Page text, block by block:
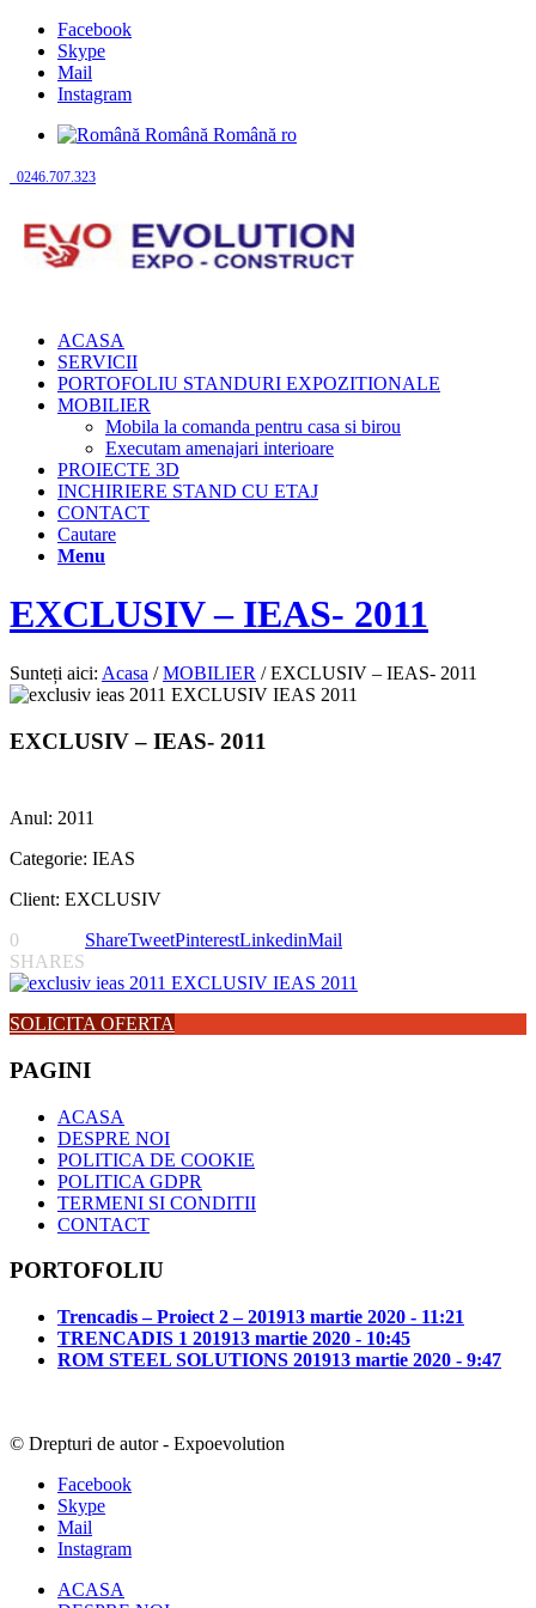
Facebook
Skype
Mail
Instagram
Română Română ro
0246.707.323
ACASA
SERVICII
PORTOFOLIU STANDURI EXPOZITIONALE
MOBILIER
Mobila la comanda pentru casa si birou
Executam amenajari interioare
PROIECTE 3D
INCHIRIERE STAND CU ETAJ
CONTACT
Cautare
Menu
EXCLUSIV – IEAS- 2011
Sunteți aici: Acasa / MOBILIER / EXCLUSIV – IEAS- 2011
EXCLUSIV – IEAS- 2011
Anul: 2011
Categorie: IEAS
Client: EXCLUSIV
0
SHARES
ShareTweetPinterestLinkedinMail
SOLICITA OFERTA
PAGINI
ACASA
DESPRE NOI
POLITICA DE COOKIE
POLITICA GDPR
TERMENI SI CONDITII
CONTACT
PORTOFOLIU
Trencadis – Proiect 2 – 201913 martie 2020 - 11:21
TRENCADIS 1 201913 martie 2020 - 10:45
ROM STEEL SOLUTIONS 201913 martie 2020 - 9:47
© Drepturi de autor - Expoevolution
Facebook
Skype
Mail
Instagram
ACASA